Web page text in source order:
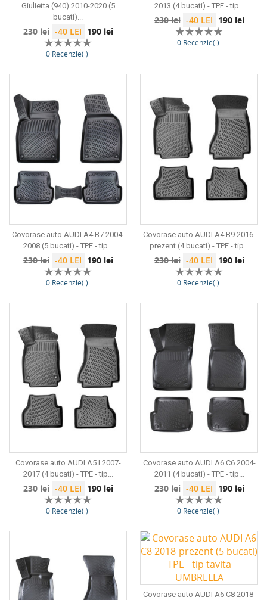
Giulietta (940) 2010-2020 (5
bucati)...
Preț
230 lei -40 LEI Preț
190 lei
0 Recenzie(i)
2013 (4 bucati) - TPE - tip...
Preț
230 lei -40 LEI Preț
190 lei
0 Recenzie(i)
Covorase auto AUDI A4 B7 2004-
2008 (5 bucati) - TPE - tip...
Preț
230 lei -40 LEI Preț
190 lei
0 Recenzie(i)
Covorase auto AUDI A4 B9 2016-
prezent (4 bucati) - TPE - tip...
Preț
230 lei -40 LEI Preț
190 lei
0 Recenzie(i)
Covorase auto AUDI A5 I 2007-
2017 (4 bucati) - TPE - tip...
Preț
230 lei -40 LEI Preț
190 lei
0 Recenzie(i)
Covorase auto AUDI A6 C6 2004-
2011 (4 bucati) - TPE - tip...
Preț
230 lei -40 LEI Preț
190 lei
0 Recenzie(i)
Covorase auto AUDI A6 C8 2018-